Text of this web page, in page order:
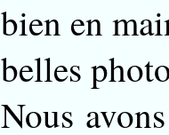
bien en
belles
Nous